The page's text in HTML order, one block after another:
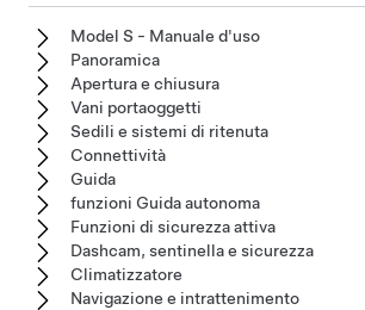
Model S - Manuale d'uso
Panoramica
Apertura e chiusura
Vani portaoggetti
Sedili e sistemi di ritenuta
Connettività
Guida
funzioni Guida autonoma
Funzioni di sicurezza attiva
Dashcam, sentinella e sicurezza
Climatizzatore
Navigazione e intrattenimento